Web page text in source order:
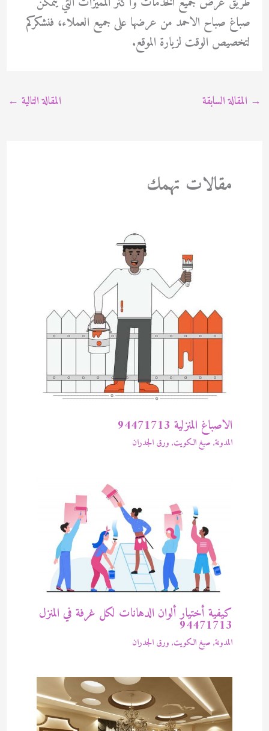
صباغ صباح الاحمد من عرضها على جميع العملاء، فنشكركم
لتخصيص الوقت لزيارة الموقع.
→ المقالة السابقة المقالة التالية ←
مقالات تهمك
الاصباغ المنزلية 94471713
المدونة, صبغ الكويت, ورق الجدران
كيفية أختيار ألوان الدهانات لكل غرفة في المنزل
94471713
المدونة, صبغ الكويت, ورق الجدران